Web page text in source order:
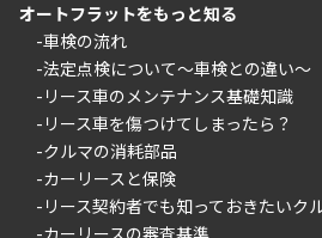
オートフラットをもっと知る
-車検の流れ
-法定点検について〜車検との違い〜
-リース車のメンテナンス基礎知識
-リース車を傷つけてしまったら？
-クルマの消耗部品
-カーリースと保険
-リース契約者でも知っておきたいク
-カーリースの審査基準